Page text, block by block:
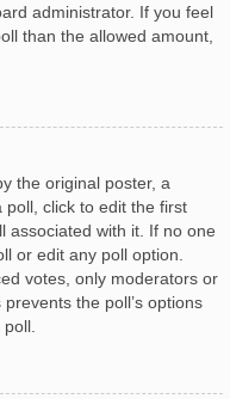
administrator. If you feel
than the allowed amount,
the original poster, a
poll, click to edit the first
associated with it. If no one
or edit any poll option.
votes, only moderators or
the poll’s options